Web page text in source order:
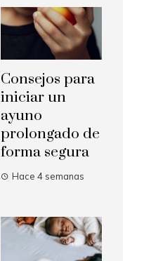
Consejos para
iniciar un
ayuno
prolongado de
forma segura
Hace 4 semanas